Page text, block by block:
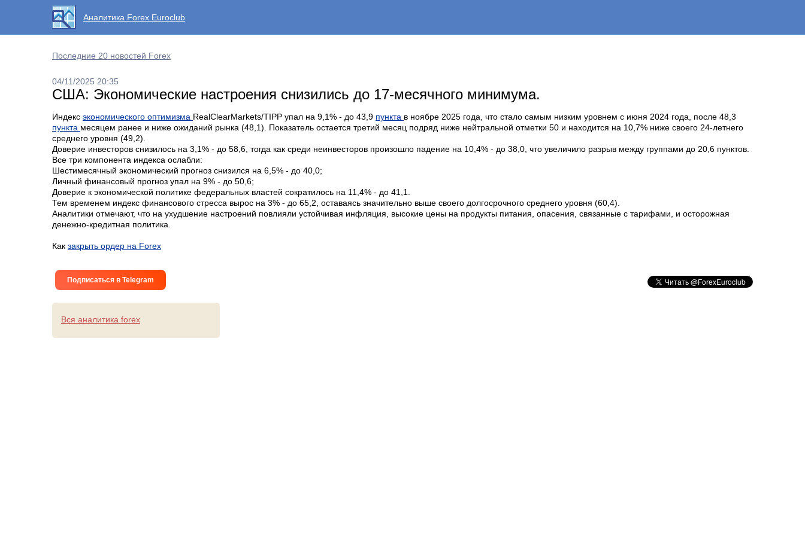
Аналитика Forex Euroclub
Последние 20 новостей Forex
04/11/2025 20:35
США: Экономические настроения снизились до 17-месячного минимума.
Индекс экономического оптимизма RealClearMarkets/TIPP упал на 9,1% - до 43,9 пункта в ноябре 2025 года, что стало самым низким уровнем с июня 2024 года, после 48,3
пункта месяцем ранее и ниже ожиданий рынка (48,1). Показатель остается третий месяц подряд ниже нейтральной отметки 50 и находится на 10,7% ниже своего 24-летнего
среднего уровня (49,2).
Доверие инвесторов снизилось на 3,1% - до 58,6, тогда как среди неинвесторов произошло падение на 10,4% - до 38,0, что увеличило разрыв между группами до 20,6 пунктов.
Все три компонента индекса ослабли:
Шестимесячный экономический прогноз снизился на 6,5% - до 40,0;
Личный финансовый прогноз упал на 9% - до 50,6;
Доверие к экономической политике федеральных властей сократилось на 11,4% - до 41,1.
Тем временем индекс финансового стресса вырос на 3% - до 65,2, оставаясь значительно выше своего долгосрочного среднего уровня (60,4).
Аналитики отмечают, что на ухудшение настроений повлияли устойчивая инфляция, высокие цены на продукты питания, опасения, связанные с тарифами, и осторожная
денежно-кредитная политика.
Как закрыть ордер на Forex
Подписаться в Telegram
Вся аналитика forex